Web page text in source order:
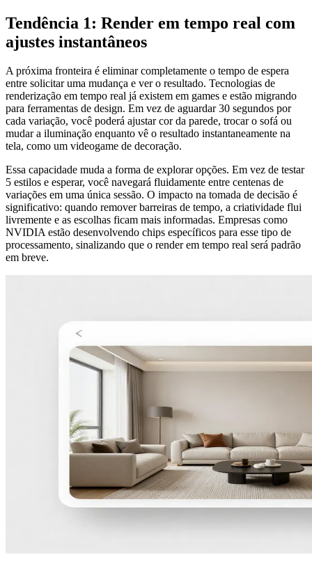
Tendência 1: Render em tempo real com
ajustes instantâneos
A próxima fronteira é eliminar completamente o tempo de espera
entre solicitar uma mudança e ver o resultado. Tecnologias de
renderização em tempo real já existem em games e estão migrando
para ferramentas de design. Em vez de aguardar 30 segundos por
cada variação, você poderá ajustar cor da parede, trocar o sofá ou
mudar a iluminação enquanto vê o resultado instantaneamente na
tela, como um videogame de decoração.
Essa capacidade muda a forma de explorar opções. Em vez de testar
5 estilos e esperar, você navegará fluidamente entre centenas de
variações em uma única sessão. O impacto na tomada de decisão é
significativo: quando remover barreiras de tempo, a criatividade flui
livremente e as escolhas ficam mais informadas. Empresas como
NVIDIA estão desenvolvendo chips específicos para esse tipo de
processamento, sinalizando que o render em tempo real será padrão
em breve.